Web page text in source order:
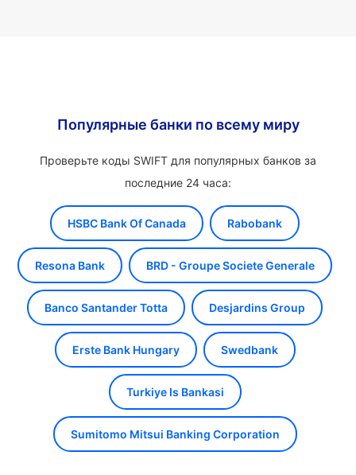
Популярные банки по всему миру
Проверьте коды SWIFT для популярных банков за
последние 24 часа:
HSBC Bank Of Canada Rabobank
Resona Bank BRD - Groupe Societe Generale
Banco Santander Totta Desjardins Group
Erste Bank Hungary Swedbank
Turkiye Is Bankasi
Sumitomo Mitsui Banking Corporation